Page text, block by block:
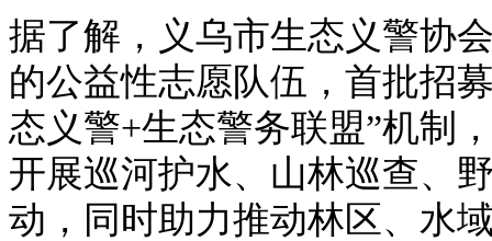
据了解，义乌市生态义警协
的公益性志愿队伍，首批招
态义警+生态警务联盟”机制
开展巡河护水、山林巡查、
动，同时助力推动林区、水